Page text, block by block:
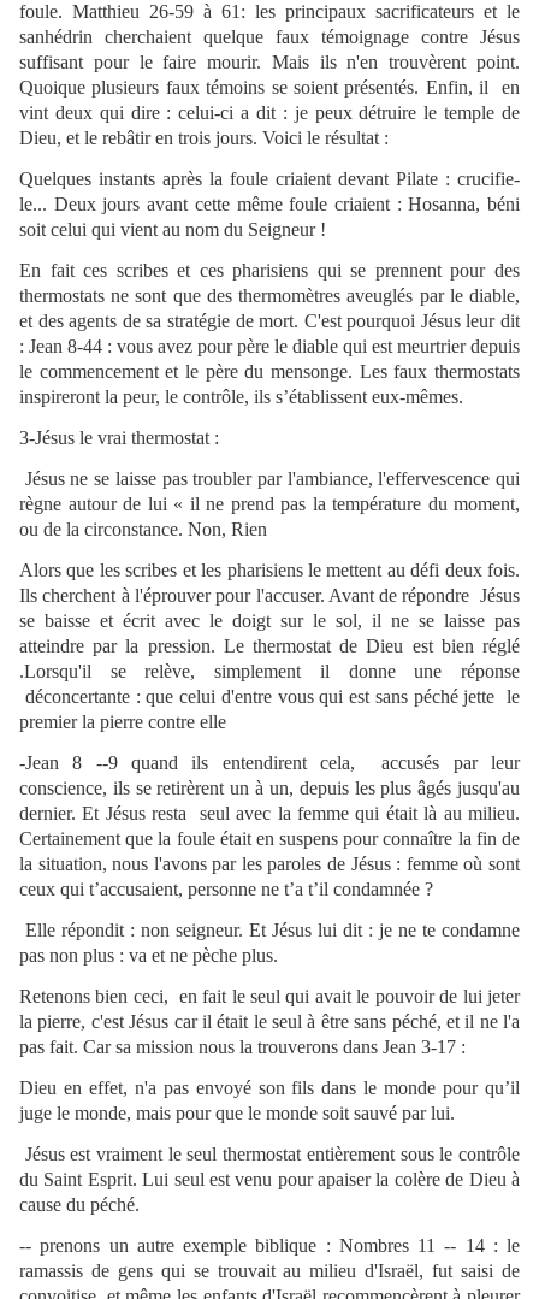
foule. Matthieu 26-59 à 61: les principaux sacrificateurs et le
sanhédrin cherchaient quelque faux témoignage contre Jésus
suffisant pour le faire mourir. Mais ils n'en trouvèrent point.
Quoique plusieurs faux témoins se soient présentés. Enfin, il en
vint deux qui dire : celui-ci a dit : je peux détruire le temple de
Dieu, et le rebâtir en trois jours. Voici le résultat :
Quelques instants après la foule criaient devant Pilate : crucifie-
le... Deux jours avant cette même foule criaient : Hosanna, béni
soit celui qui vient au nom du Seigneur !
En fait ces scribes et ces pharisiens qui se prennent pour des
thermostats ne sont que des thermomètres aveuglés par le diable,
et des agents de sa stratégie de mort. C'est pourquoi Jésus leur dit
: Jean 8-44 : vous avez pour père le diable qui est meurtrier depuis
le commencement et le père du mensonge. Les faux thermostats
inspireront la peur, le contrôle, ils s’établissent eux-mêmes.
3-Jésus le vrai thermostat :
Jésus ne se laisse pas troubler par l'ambiance, l'effervescence qui
règne autour de lui « il ne prend pas la température du moment,
ou de la circonstance. Non, Rien
Alors que les scribes et les pharisiens le mettent au défi deux fois.
Ils cherchent à l'éprouver pour l'accuser. Avant de répondre Jésus
se baisse et écrit avec le doigt sur le sol, il ne se laisse pas
atteindre par la pression. Le thermostat de Dieu est bien réglé
.Lorsqu'il se relève, simplement il donne une réponse
déconcertante : que celui d'entre vous qui est sans péché jette le
premier la pierre contre elle
-Jean 8 --9 quand ils entendirent cela, accusés par leur
conscience, ils se retirèrent un à un, depuis les plus âgés jusqu'au
dernier. Et Jésus resta seul avec la femme qui était là au milieu.
Certainement que la foule était en suspens pour connaître la fin de
la situation, nous l'avons par les paroles de Jésus : femme où sont
ceux qui t’accusaient, personne ne t’a t’il condamnée ?
Elle répondit : non seigneur. Et Jésus lui dit : je ne te condamne
pas non plus : va et ne pèche plus.
Retenons bien ceci, en fait le seul qui avait le pouvoir de lui jeter
la pierre, c'est Jésus car il était le seul à être sans péché, et il ne l'a
pas fait. Car sa mission nous la trouverons dans Jean 3-17 :
Dieu en effet, n'a pas envoyé son fils dans le monde pour qu’il
juge le monde, mais pour que le monde soit sauvé par lui.
Jésus est vraiment le seul thermostat entièrement sous le contrôle
du Saint Esprit. Lui seul est venu pour apaiser la colère de Dieu à
cause du péché.
-- prenons un autre exemple biblique : Nombres 11 -- 14 : le
ramassis de gens qui se trouvait au milieu d'Israël, fut saisi de